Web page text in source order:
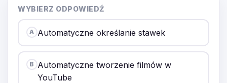
WYBIERZ ODPOWIEDŹ
A Automatyczne określanie stawek
B Automatyczne tworzenie filmów w
YouTube